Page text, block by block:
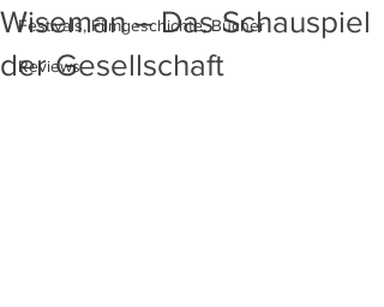
Festivals, Filmgeschichte, Bücher
Reviews
Wiseman – Das Schauspiel
der Gesellschaft